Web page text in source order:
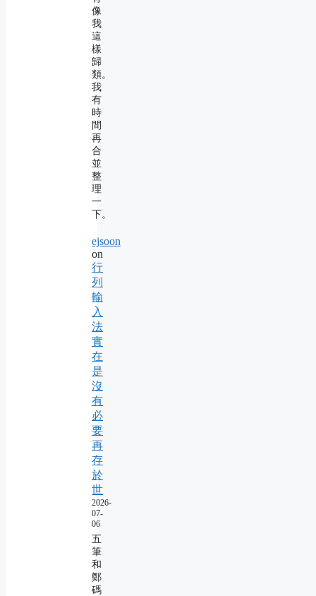
像
我
這
樣
歸
類。
我
有
時
間
再
合
並
整
理
一
下。
ejsoon
on
行
列
輸
入
法
實
在
是
沒
有
必
要
再
存
於
世
2026-
07-
06
五
筆
和
鄭
碼